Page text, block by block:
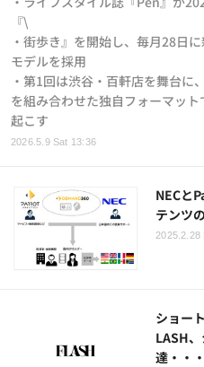
2026.5.9 Sat 13:36
『\
・街歩き』を開始し、毎月28日
モデルを採用
・第1回は渋谷・百軒店を舞台に
を組み合わせた独自フォーマッ
起こす
NECと
テンツ
2025.2.28
ショー
LASH
達・・